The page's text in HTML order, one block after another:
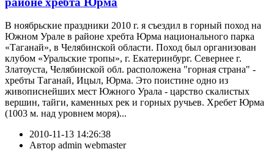
В ноябрьские праздники 2010 г. я съездил в горный поход на
Южном Урале в районе хребта Юрма национального парка
«Таганай», в Челябинской области. Поход был организован
клубом «Уральские тропы», г. Екатеринбург. Севернее г.
Златоуста, Челябинской обл. расположена "горная страна" -
хребты Таганай, Ицыл, Юрма. Это поистине одно из
живописнейших мест Южного Урала - царство скалистых
вершин, тайги, каменных рек и горных ручьев. Хребет Юрма
(1003 м. над уровнем моря)...
2010-11-13 14:26:38
Автор admin webmaster